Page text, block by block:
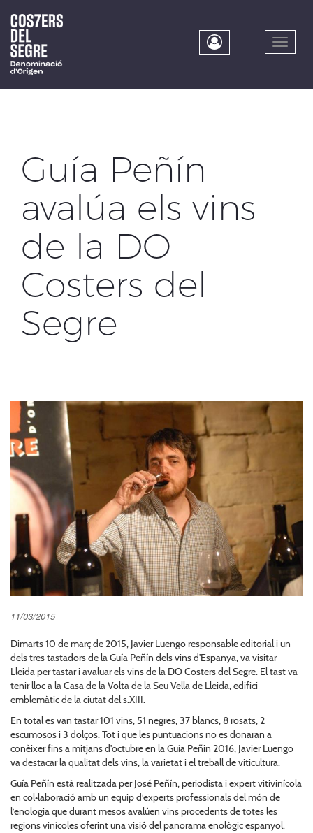
main
content
Toggle
Guía Peñín
avalúa els vins
de la DO
Costers del
Segre
11/03/2015
Dimarts 10 de març de 2015, Javier Luengo responsable editorial i un
dels tres tastadors de la Guía Peñín dels vins d'Espanya, va visitar
Lleida per tastar i avaluar els vins de la DO Costers del Segre. El tast va
tenir lloc a la Casa de la Volta de la Seu Vella de Lleida, edifici
emblemàtic de la ciutat del s.XIII.
En total es van tastar 101 vins, 51 negres, 37 blancs, 8 rosats, 2
escumosos i 3 dolços. Tot i que les puntuacions no es donaran a
conèixer fins a mitjans d'octubre en la Guía Peñin 2016, Javier Luengo
va destacar la qualitat dels vins, la varietat i el treball de viticultura.
Guía Peñín està realitzada per José Peñín, periodista i expert vitivinícola
en col•laboració amb un equip d’experts professionals del món de
l’enologia que durant mesos avalúen vins procedents de totes les
regions vinícoles oferint una visió del panorama enològic espanyol.